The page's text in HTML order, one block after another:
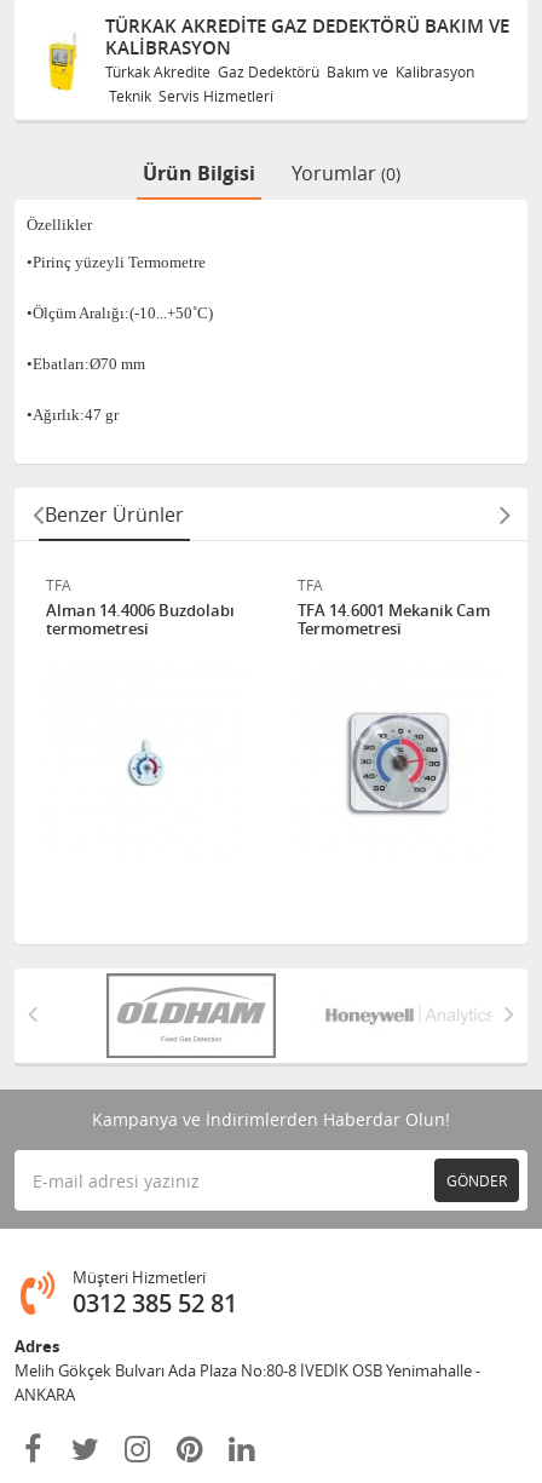
TÜRKAK AKREDITE GAZ DEDEKTÖRÜ BAKIM VE
KALIBRASYON
Türkak Akredite Gaz Dedektörü Bakım ve Kalibrasyon
Teknik Servis Hizmetleri
Ürün Bilgisi Yorumlar (0)
Özellikler
•Pirinç yüzeyli Termometre
•Ölçüm Aralığı:(-10...+50˚C)
•Ebatları:Ø70 mm
•Ağırlık:47 gr
Benzer Ürünler
TFA
Alman 14.4006 Buzdolabı
termometresi
TFA
TFA 14.6001 Mekanik Cam
Termometresi
Kampanya ve İndirimlerden Haberdar Olun!
GÖNDER
Müşteri Hizmetleri
0312 385 52 81
Adres
Melih Gökçek Bulvarı Ada Plaza No:80-8 İVEDİK OSB Yenimahalle -
ANKARA